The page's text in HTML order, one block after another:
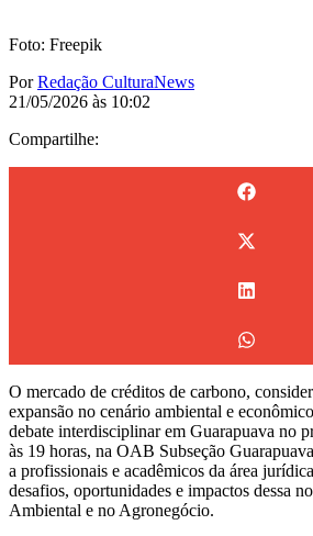
Foto: Freepik
PorRedação CulturaNews
21/05/2026 às 10:02
Compartilhe:
O mercado de créditos de carbono,
expansão no cenário ambiental e
debate interdisciplinar em Guarapuava no
às 19 horas, na OAB Subseção
a profissionais e acadêmicos da área
desafios, oportunidades e impactos dessa
Ambiental e no Agronegócio.